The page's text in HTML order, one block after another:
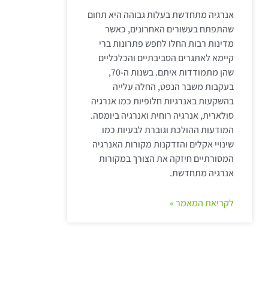
אנרגיה מתחדשת בעלות גבוהה היא תחום
שהתפתח בעשורים האחרונים, כאשר
מדינות רבות החלו לחפש פתרונות ברי
קיימא לאתגרים הסביבתיים והכלכליים
שהן מתמודדות איתם. בשנות ה-70,
בעקבות משבר הנפט, החלה עלייה
בהשקעות באנרגיות חלופיות כמו אנרגיה
סולארית, אנרגיה רוחית ואנרגיה ביומסה.
המודעות ההולכת וגוברת לבעיות כמו
שינויי אקלים והזדקנות מקורות האנרגיה
המסורתיים חיזקה את הצורך במקורות
אנרגיה מתחדשת.
לקריאת המאמר »